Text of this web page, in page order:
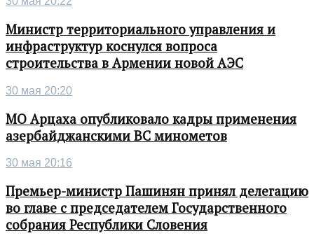
Министр территориального управления и
инфраструктур коснулся вопроса
строительства в Армении новой АЭС
30 мая 20:20
МО Арцаха опубликовало кадры применения
азербайджанскими ВС минометов
30 мая 20:16
Премьер-министр Пашинян принял делегацию
во главе с председателем Государственного
собрания Республики Словения